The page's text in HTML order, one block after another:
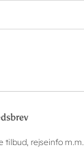
tilbud, rejseinfo m.m.